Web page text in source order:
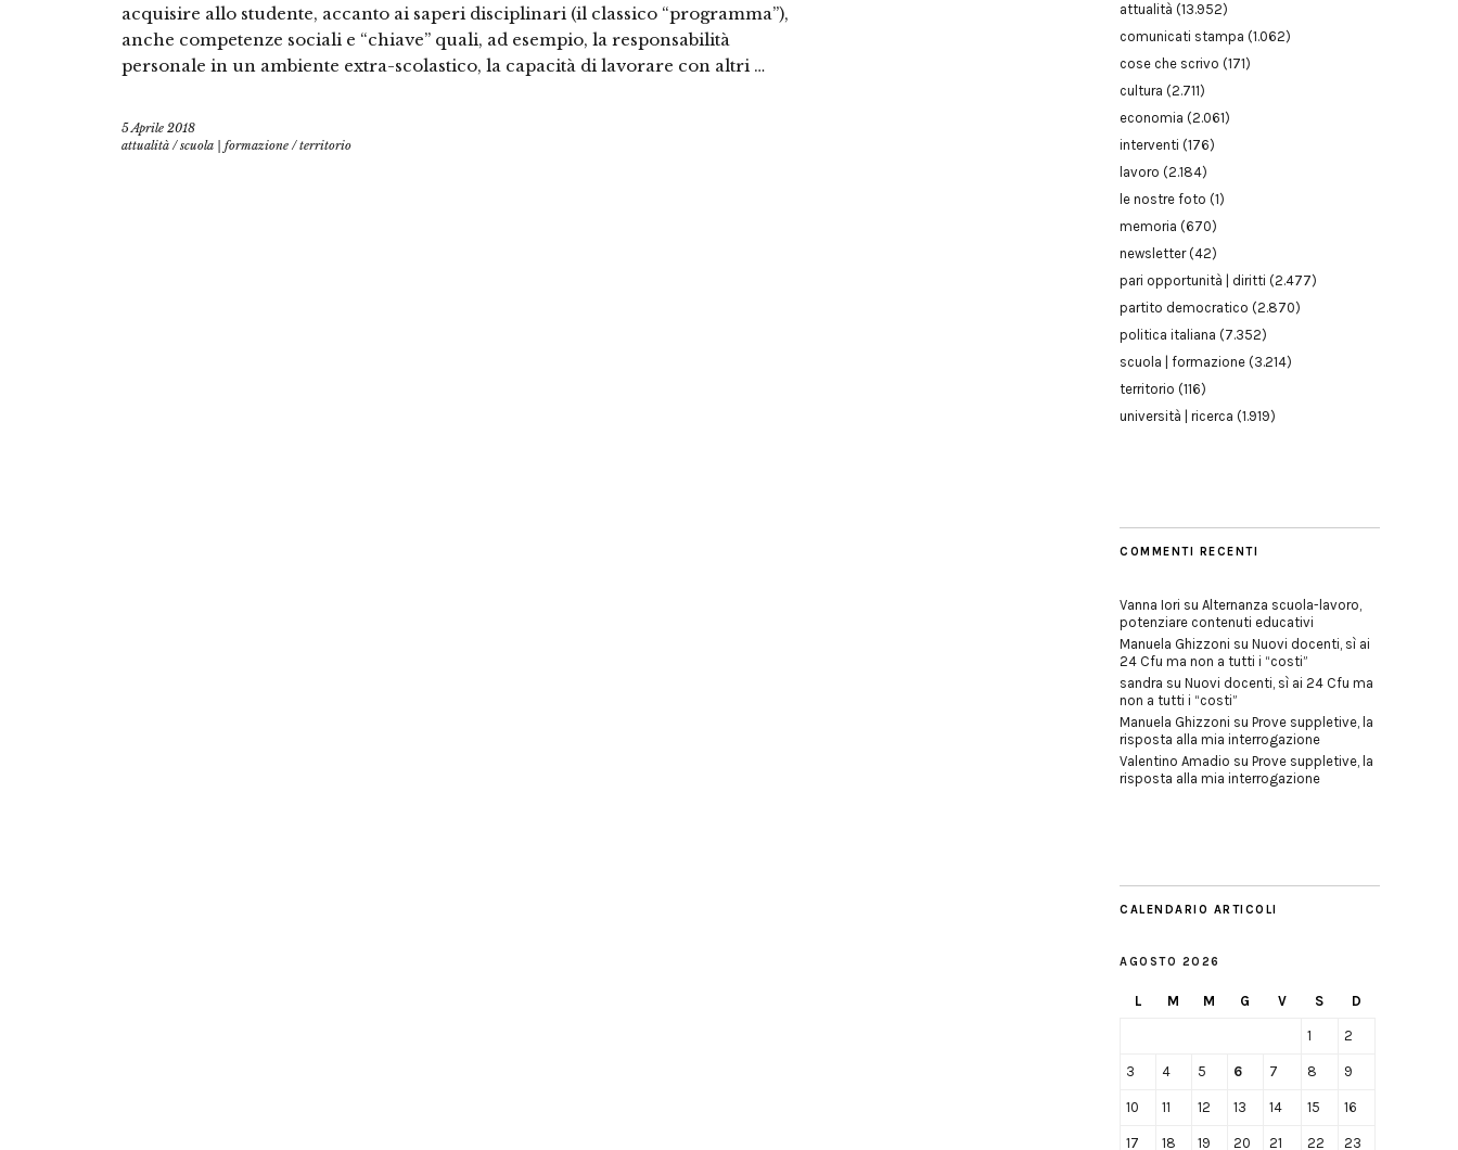
acquisire allo studente, accanto ai saperi disciplinari (il classico “programma”),
anche competenze sociali e “chiave” quali, ad esempio, la responsabilità
personale in un ambiente extra-scolastico, la capacità di lavorare con altri …
5 Aprile 2018
attualità /scuola | formazione /territorio
attualità (13.952)
comunicati stampa (1.062)
cose che scrivo (171)
cultura (2.711)
economia (2.061)
interventi (176)
lavoro (2.184)
le nostre foto (1)
memoria (670)
newsletter(42)
pari opportunità | diritti (2.477)
partito democratico (2.870)
politica italiana (7.352)
scuola | formazione (3.214)
territorio (116)
università | ricerca (1.919)
COMMENTI RECENTI
Vanna Iori su Alternanza scuola-lavoro,
potenziare contenuti educativi
Manuela Ghizzoni su Nuovi docenti, sì ai
24 Cfu ma non a tutti i “costi”
sandra su Nuovi docenti, sì ai 24 Cfu ma
non a tutti i “costi”
Manuela Ghizzoni su Prove suppletive, la
risposta alla mia interrogazione
Valentino Amadio su Prove suppletive, la
risposta alla mia interrogazione
CALENDARIO ARTICOLI
AGOSTO 2026
L M M G V S D
1 2
3 4 5 6 7 8 9
10 11 12 13 14 15 16
17 18 19 20 21 22 23